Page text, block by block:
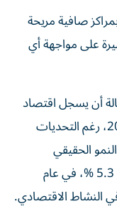
صافية مريحة
على مواجهة أي
أن يسجل اقتصاد
الإمارات نمواً بنسبة 1.5 %، في عام 2026، رغم التحديات
الحقيقي
لاقتصادات مجلس التعاون الخليجي نحو 5.3 %، في عام